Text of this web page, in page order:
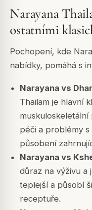
Narayana
ostatními
Pochopení, kde
nabídky, pomáhá s
Narayana vs
Thailam je hlavní
péči a problémy s
působení
Narayana vs
důraz na výživu a
teplejší a působí
receptuře.